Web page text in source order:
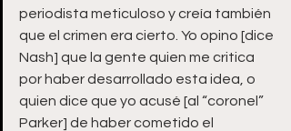
periodista meticuloso y creía también
que el crimen era cierto. Yo opino [dice
Nash] que la gente quien me critica
por haber desarrollado esta idea, o
quien dice que yo acusé [al “coronel”
Parker] de haber cometido el